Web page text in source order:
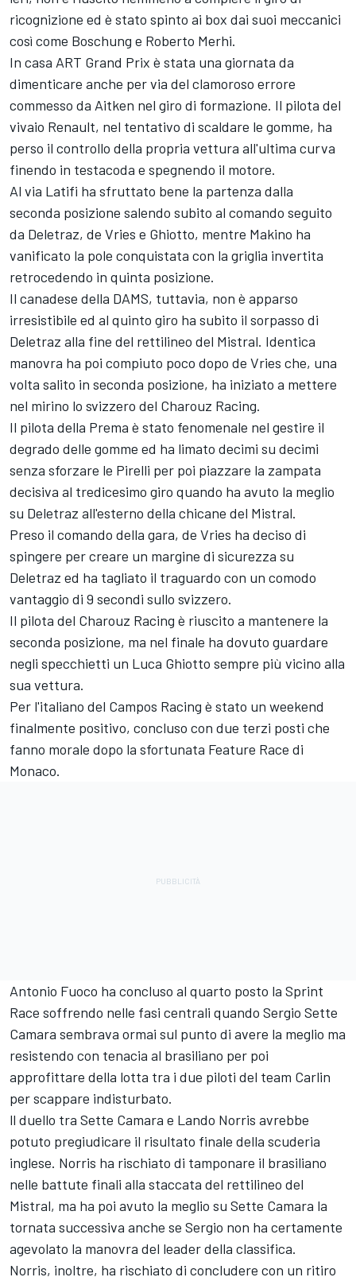
ricognizione ed è stato spinto ai box dai suoi meccanici
così come Boschung e Roberto Merhi.
In casa ART Grand Prix è stata una giornata da
dimenticare anche per via del clamoroso errore
commesso da Aitken nel giro di formazione. Il pilota del
vivaio Renault, nel tentativo di scaldare le gomme, ha
perso il controllo della propria vettura all'ultima curva
finendo in testacoda e spegnendo il motore.
Al via Latifi ha sfruttato bene la partenza dalla
seconda posizione salendo subito al comando seguito
da Deletraz, de Vries e Ghiotto, mentre Makino ha
vanificato la pole conquistata con la griglia invertita
retrocedendo in quinta posizione.
Il canadese della DAMS, tuttavia, non è apparso
irresistibile ed al quinto giro ha subito il sorpasso di
Deletraz alla fine del rettilineo del Mistral. Identica
manovra ha poi compiuto poco dopo de Vries che, una
volta salito in seconda posizione, ha iniziato a mettere
nel mirino lo svizzero del Charouz Racing.
Il pilota della Prema è stato fenomenale nel gestire il
degrado delle gomme ed ha limato decimi su decimi
senza sforzare le Pirelli per poi piazzare la zampata
decisiva al tredicesimo giro quando ha avuto la meglio
su Deletraz all'esterno della chicane del Mistral.
Preso il comando della gara, de Vries ha deciso di
spingere per creare un margine di sicurezza su
Deletraz ed ha tagliato il traguardo con un comodo
vantaggio di 9 secondi sullo svizzero.
Il pilota del Charouz Racing è riuscito a mantenere la
seconda posizione, ma nel finale ha dovuto guardare
negli specchietti un Luca Ghiotto sempre più vicino alla
sua vettura.
Per l'italiano del Campos Racing è stato un weekend
finalmente positivo, concluso con due terzi posti che
fanno morale dopo la sfortunata Feature Race di
Monaco.
Antonio Fuoco ha concluso al quarto posto la Sprint
Race soffrendo nelle fasi centrali quando Sergio Sette
Camara sembrava ormai sul punto di avere la meglio ma
resistendo con tenacia al brasiliano per poi
approfittare della lotta tra i due piloti del team Carlin
per scappare indisturbato.
ll duello tra Sette Camara e Lando Norris avrebbe
potuto pregiudicare il risultato finale della scuderia
inglese. Norris ha rischiato di tamponare il brasiliano
nelle battute finali alla staccata del rettilineo del
Mistral, ma ha poi avuto la meglio su Sette Camara la
tornata successiva anche se Sergio non ha certamente
agevolato la manovra del leader della classifica.
Norris, inoltre, ha rischiato di concludere con un ritiro